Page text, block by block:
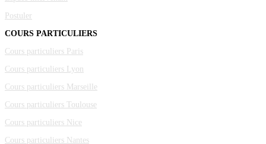
Postuler
COURS PARTICULIERS
Cours particuliers Paris
Cours particuliers Lyon
Cours particuliers Marseille
Cours particuliers Toulouse
Cours particuliers Nice
Cours particuliers Nantes